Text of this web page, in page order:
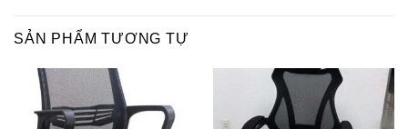
SẢN PHẨM TƯƠNG TỰ